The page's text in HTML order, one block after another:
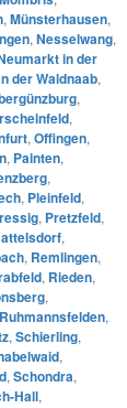
, Münsterhausen,
, Nesselwang,
in der
der Waldnaab,
,
,
, Offingen,
, Painten,
,
, Pleinfeld,
, Pretzfeld,
,
, Remlingen,
, Rieden,
,
Ruhmannsfelden,
, Schierling,
,
, Schondra,
Hall,